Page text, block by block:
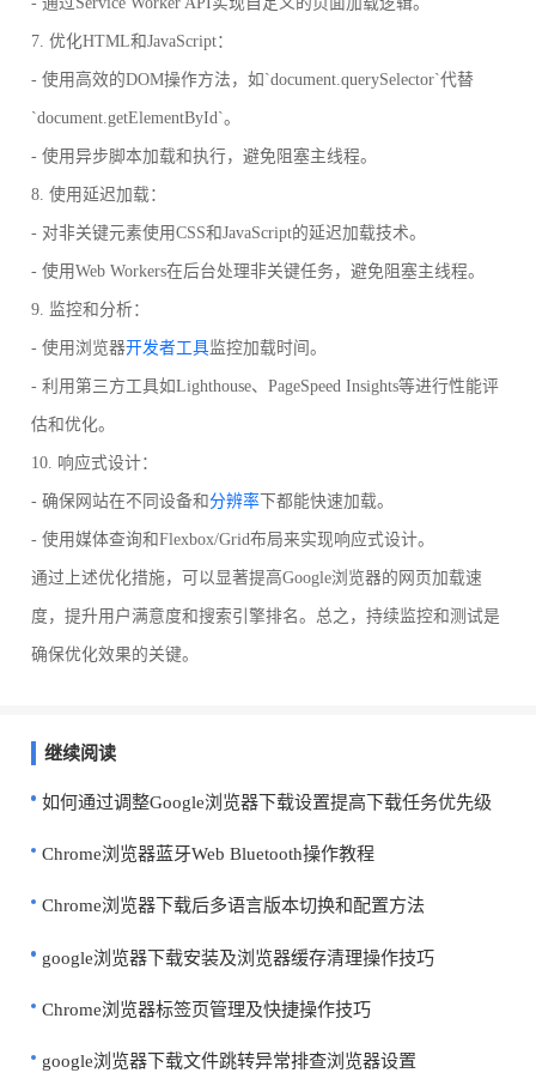
7. 优化HTML和JavaScript：
- 使用高效的DOM操作方法，如`document.querySelector`代替
`document.getElementById`。
- 使用异步脚本加载和执行，避免阻塞主线程。
8. 使用延迟加载：
- 对非关键元素使用CSS和JavaScript的延迟加载技术。
- 使用Web Workers在后台处理非关键任务，避免阻塞主线程。
9. 监控和分析：
- 使用浏览器开发者工具监控加载时间。
- 利用第三方工具如Lighthouse、PageSpeed Insights等进行性能评
估和优化。
10. 响应式设计：
- 确保网站在不同设备和分辨率下都能快速加载。
- 使用媒体查询和Flexbox/Grid布局来实现响应式设计。
通过上述优化措施，可以显著提高Google浏览器的网页加载速
度，提升用户满意度和搜索引擎排名。总之，持续监控和测试是
确保优化效果的关键。
继续阅读
如何通过调整Google浏览器下载设置提高下载任务优先级
Chrome浏览器蓝牙Web Bluetooth操作教程
Chrome浏览器下载后多语言版本切换和配置方法
google浏览器下载安装及浏览器缓存清理操作技巧
Chrome浏览器标签页管理及快捷操作技巧
google浏览器下载文件跳转异常排查浏览器设置